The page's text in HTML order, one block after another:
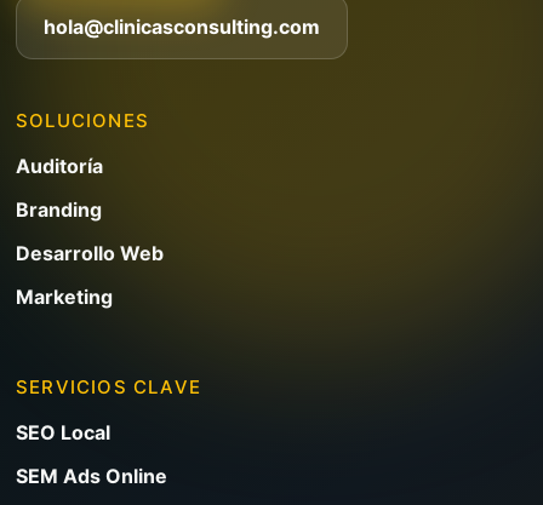
hola@clinicasconsulting.com
SOLUCIONES
Auditoría
Branding
Desarrollo Web
Marketing
SERVICIOS CLAVE
SEO Local
SEM Ads Online